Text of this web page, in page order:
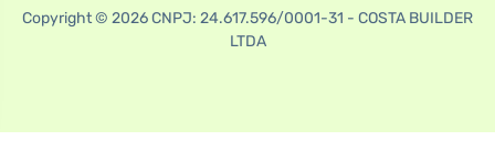
Copyright © 2026 CNPJ: 24.617.596/0001-31 - COSTA BUILDER
LTDA